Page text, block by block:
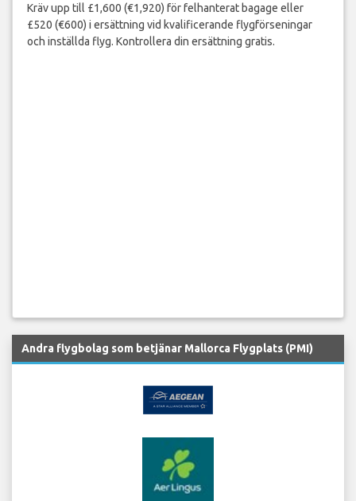
Kräv upp till £1,600 (€1,920) för felhanterat bagage eller
£520 (€600) i ersättning vid kvalificerande flygförseningar
och inställda flyg. Kontrollera din ersättning gratis.
Andra flygbolag som betjänar Mallorca Flygplats (PMI)